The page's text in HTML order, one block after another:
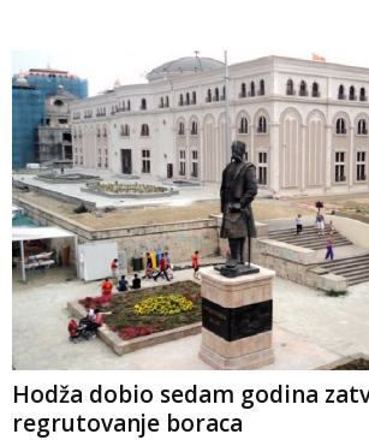
Hodža dobio sedam godina
regrutovanje boraca